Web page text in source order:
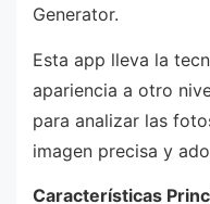
Generator.
Esta app lleva la
apariencia a otro
para analizar las
imagen precisa y
Características